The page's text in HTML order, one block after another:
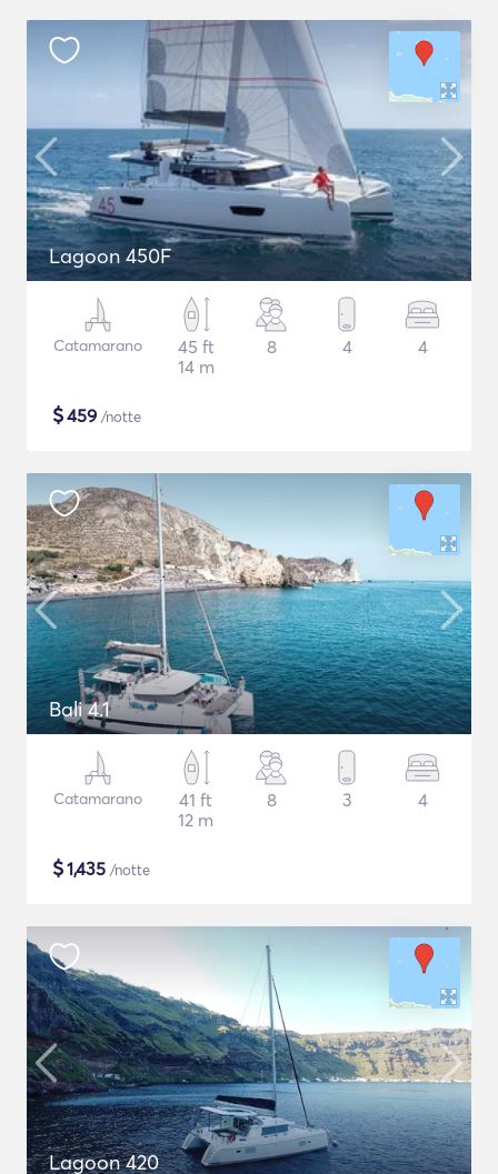
Lagoon 450F
Catamarano
45 ft
14 m
8 4 4
$459 /notte
Bali 4.1
Catamarano
41 ft
12 m
8 3 4
$1,435 /notte
Lagoon 420